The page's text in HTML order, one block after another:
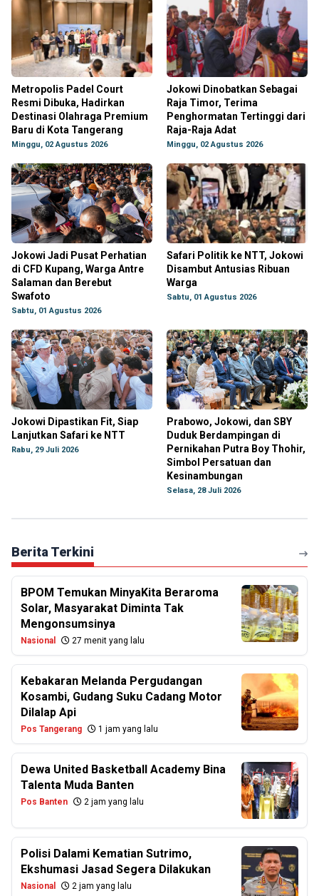
Metropolis Padel Court
Resmi Dibuka, Hadirkan
Destinasi Olahraga Premium
Baru di Kota Tangerang
Minggu, 02 Agustus 2026
Jokowi Dinobatkan Sebagai
Raja Timor, Terima
Penghormatan Tertinggi dari
Raja-Raja Adat
Minggu, 02 Agustus 2026
Jokowi Jadi Pusat Perhatian
di CFD Kupang, Warga Antre
Salaman dan Berebut
Swafoto
Sabtu, 01 Agustus 2026
Safari Politik ke NTT, Jokowi
Disambut Antusias Ribuan
Warga
Sabtu, 01 Agustus 2026
Jokowi Dipastikan Fit, Siap
Lanjutkan Safari ke NTT
Rabu, 29 Juli 2026
Prabowo, Jokowi, dan SBY
Duduk Berdampingan di
Pernikahan Putra Boy Thohir,
Simbol Persatuan dan
Kesinambungan
Selasa, 28 Juli 2026
Berita Terkini
BPOM Temukan MinyaKita Beraroma
Solar, Masyarakat Diminta Tak
Mengonsumsinya
Nasional 27 menit yang lalu
Kebakaran Melanda Pergudangan
Kosambi, Gudang Suku Cadang Motor
Dilalap Api
Pos Tangerang 1 jam yang lalu
Dewa United Basketball Academy Bina
Talenta Muda Banten
Pos Banten 2 jam yang lalu
Polisi Dalami Kematian Sutrimo,
Ekshumasi Jasad Segera Dilakukan
Nasional 2 jam yang lalu